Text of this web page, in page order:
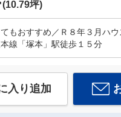
坪)
もおすすめ／Ｒ８年３月ハ
線「塚本」駅徒歩１５分
入り追加